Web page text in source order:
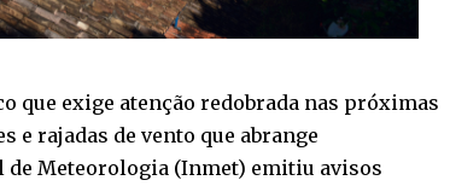
que exige atenção redobrada nas próximas
e rajadas de vento que abrange
de Meteorologia (Inmet) emitiu avisos